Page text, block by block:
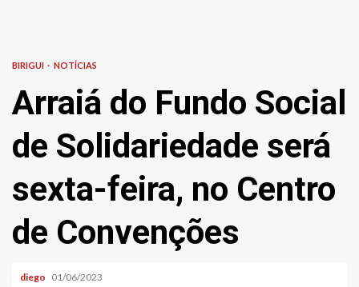
BIRIGUI NOTÍCIAS
Arraiá do Fundo Social
de Solidariedade será
sexta-feira, no Centro
de Convenções
diego 01/06/2023